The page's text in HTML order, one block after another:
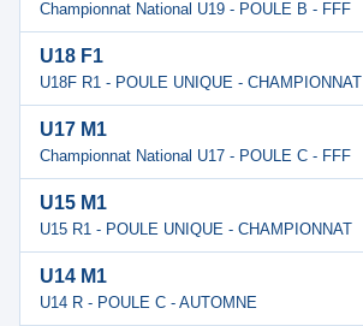
Championnat National U19 - POULE B - FFF
U18 F1
U18F R1 - POULE UNIQUE - CHAMPIONNAT
U17 M1
Championnat National U17 - POULE C - FFF
U15 M1
U15 R1 - POULE UNIQUE - CHAMPIONNAT
U14 M1
U14 R - POULE C - AUTOMNE